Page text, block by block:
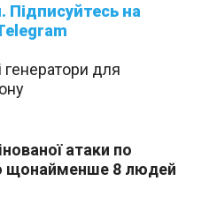
для
атаки по
щонайменше 8 людей